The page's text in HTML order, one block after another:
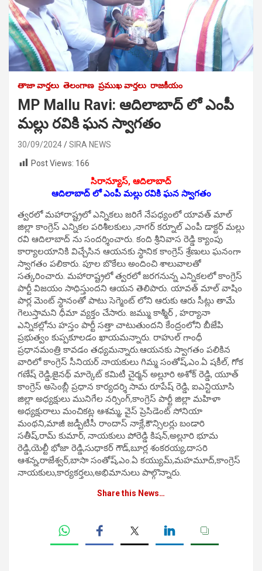
తాజా వార్తలు తెలంగాణ ప్రముఖ వార్తలు రాజకీయం
MP Mallu Ravi: ఆదిలాబాద్ లో ఎంపీ
మ‌ల్లు ర‌వికి ఘ‌న స్వాగ‌తం
30/09/2024
SIRA NEWS
Post Views: 166
సిరాన్యూస్‌, ఆదిలాబాద్‌
ఆదిలాబాద్ లో ఎంపీ మ‌ల్లు ర‌వికి ఘ‌న స్వాగ‌తం
త్వ‌ర‌లో మ‌హారాష్ట్ర‌లో ఎన్నిక‌లు జ‌రిగే నేప‌ధ్యంలో యావ‌త్ మాల్
జిల్లా కాంగ్రెస్ ఎన్నిక‌ల ప‌రిశీల‌కులు ,నాగ‌ర్ క‌ర్నూల్ ఎంపీ డాక్ట‌ర్ మ‌ల్లు
ర‌వి ఆదిలాబాద్ ను సంద‌ర్శించారు. కంది శ్రీ‌నివాస రెడ్డి క్యాంపు
కార్యాల‌యానికి విచ్చేసిన ఆయ‌న‌కు స్థానిక కాంగ్రెస్ శ్రేణులు ఘ‌నంగా
స్వాగ‌తం ప‌లికారు. పూల బొకేలు అందించి శాలువాల‌తో
స‌త్క‌రించారు. మ‌హారాష్ట్ర‌లో త్వ‌ర‌లో జ‌ర‌గ‌నున్న ఎన్నిక‌ల‌లో కాంగ్రెస్
పార్టీ విజ‌యం సాధిస్తుంద‌ని ఆయ‌న తెలిపారు. యావ‌త్ మాల్ వాషిం
పార్ల మెంట్ స్థానంతో పాటు సెగ్మెంట్ లోని ఆరుకు ఆరు సీట్లు తామే
గెలుస్తామ‌ని ధీమా వ్య‌క్తం చేసారు. జ‌మ్ము కాశ్మీర్ , హ‌ర్యానా
ఎన్నిక‌ల్లోను హ‌స్తం పార్టీ స‌త్తా చాటుతుంద‌ని కేంద్రంలోని బీజేపి
ప్ర‌భుత్వం కుప్ప‌కూలడం ఖాయమ‌న్నారు. రాహుల్ గాంధీ
ప్ర‌ధాన‌మంత్రి కావ‌డం త‌ధ్య‌మ‌న్నారు.ఆయ‌న‌కు స్వాగ‌తం ప‌లికిన
వారిలో కాంగ్రెస్ సీనియర్ నాయకులు గిమ్మ సంతోష్,ఎం.ఏ షకీల్, గోక
గణేష్ రెడ్డి,జైనథ్ మార్కెట్ కమిటీ చైర్మన్ అల్లూరి అశోక్ రెడ్డి, యూత్
కాంగ్రెస్ అసెంబ్లీ ప్రధాన కార్యదర్శి సామ రూపేష్ రెడ్డి, ఐఎన్టియూసి
జిల్లా అధ్యక్షులు మునిగేల నర్సింగ్,కాంగ్రెస్ పార్టీ జిల్లా మహిళా
అధ్యక్షురాలు మంచికట్ల ఆశమ్మ, వైస్ ప్రెసిడెంట్ సోనియా
మంథని,మాజీ జడ్పీటీసీ రాందాస్ నాక్లే,కౌన్సిలర్లు బండారి
సతీష్,రామ్ కుమార్, నాయకులు పోరెడ్డి కిషన్,అల్లూరి భూమ
రెడ్డి,యెల్టీ భోజా రెడ్డి,సుధాకర్ గౌడ్,బూర్ల శంకరయ్య,దాసరి
ఆశన్న,రాజేశ్వర్,బాసా సంతోష్,ఎం.ఏ కయ్యుమ్,మహమూద్,కాంగ్రెస్
నాయకులు,కార్యకర్తలు,అభిమానులు పాల్గొన్నారు.
Share this News…